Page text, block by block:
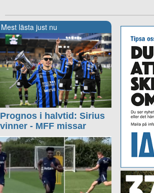
Mest lästa just nu
Prognos i halvtid: Sirius
vinner - MFF missar